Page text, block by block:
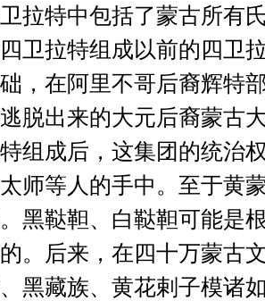
拉特中包括了蒙古所有
卫拉特组成以前的四卫
，在阿里不哥后裔辉特
脱出来的大元后裔蒙古
组成后，这集团的统治
师等人的手中。至于黄
黑鞑靼、白鞑靼可能是
。后来，在四十万蒙古
黑藏族、黄花剌子模诸